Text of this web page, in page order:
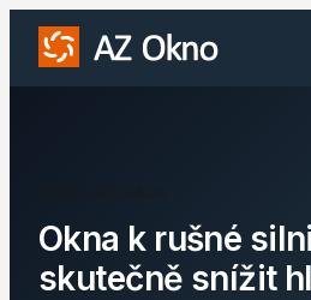
Okna k rušné
skutečně snížit